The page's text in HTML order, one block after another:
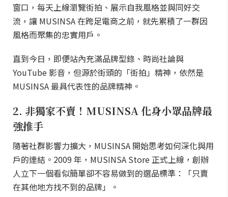
窗口，每天上線瀏覽街拍、展示自我風格並與同好交
流，讓 MUSINSA 在跨足電商之前，就先累積了一群因
風格而聚集的忠實用戶。
直到今日，即便站內充滿品牌型錄、時尚社論與
YouTube 影音，但源於街頭的「街拍」精神，依然是
MUSINSA 最具代表性的品牌精神。
2. 非獨家不賣！MUSINSA 化身小眾品牌最
強推手
隨著社群影響力擴大，MUSINSA 開始思考如何深化與用
戶的連結。2009 年，MUSINSA Store 正式上線，創辦
人立下一個看似簡單卻不容易做到的選品標準：「只賣
在其他地方找不到的品牌」。